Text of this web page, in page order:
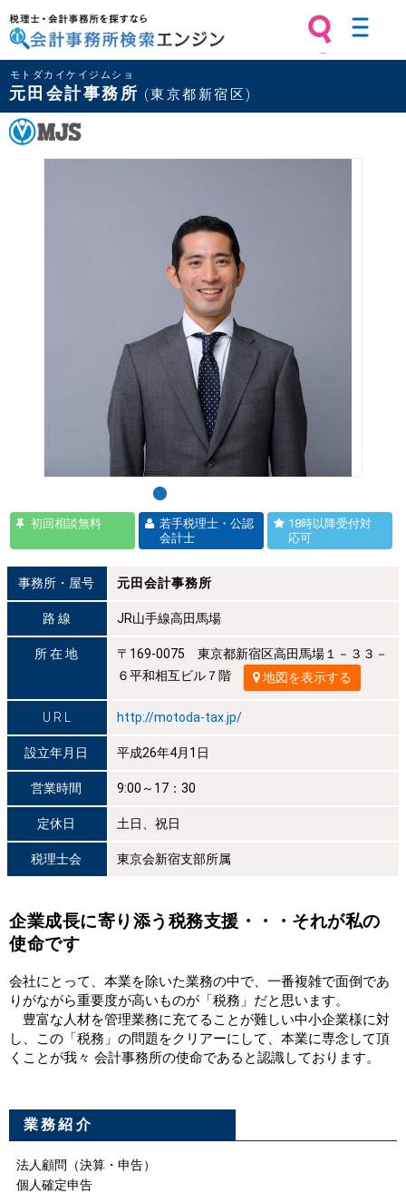
税理士・会計事務所を探すなら 会計
事務所検索エンジン
モトダカイケイジムショ
元田会計事務所 (東京都新宿区)
初回相談無料
若手税理士・公認
会計士
18時以降受付対
応可
事務所・屋号 元田会計事務所
路 線 JR山手線高田馬場
所 在 地
〒169-0075 東京都新宿区高田馬場１－３３－
６平和相互ビル７階
地図を表示する
U R L http://motoda-tax.jp/
設立年月日 平成26年4月1日
営業時間 9:00～17：30
定休日 土日、祝日
税理士会 東京会新宿支部所属
企業成長に寄り添う税務支援・・・それが私の
使命です
会社にとって、本業を除いた業務の中で、一番複雑で面倒であ
りがながら重要度が高いものが「税務」だと思います。
豊富な人材を管理業務に充てることが難しい中小企業様に対
し、この「税務」の問題をクリアーにして、本業に専念して頂
くことが我々 会計事務所の使命であると認識しております。
業務紹介
法人顧問（決算・申告）
個人確定申告